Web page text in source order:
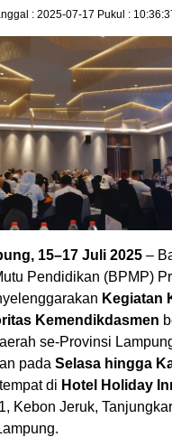
: 2025-07-17 Pukul :
15–17 Juli 2025 –
Pendidikan (BPMP)
Kegiatan
Kemendikdasmen
se-Provinsi
pada Selasa hingga
di Hotel Holiday
Kebon Jeruk,